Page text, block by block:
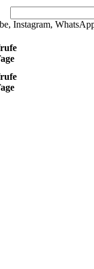
Instagram,